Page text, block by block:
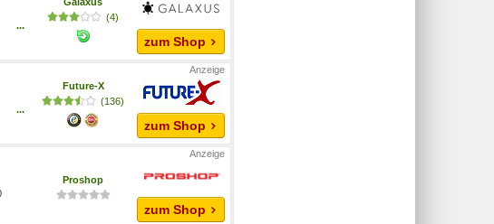
...
(4)
zum Shop
...
Future-X
(136)
zum Shop
Proshop
zum Shop